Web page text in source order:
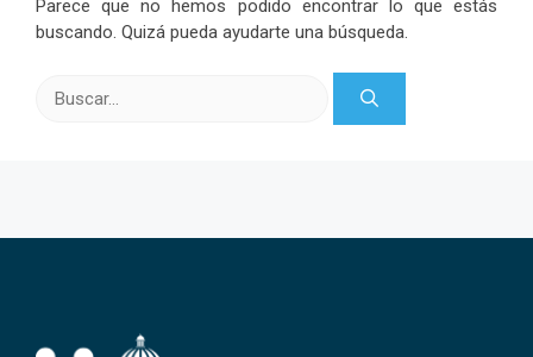
Parece que no hemos podido encontrar lo que estás
buscando. Quizá pueda ayudarte una búsqueda.